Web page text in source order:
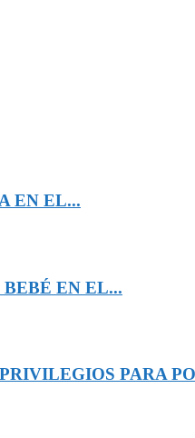
EN EL...
EN EL...
PARA